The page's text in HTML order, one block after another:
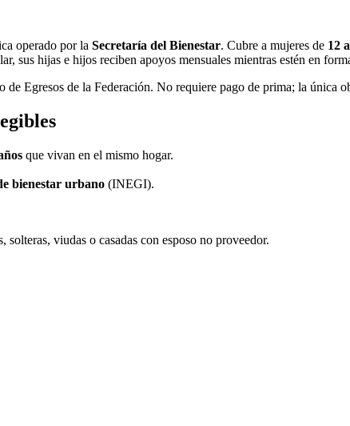
operado por la Secretaría del Bienestar. Cubre a mujeres de 12
sus hijas e hijos reciben apoyos mensuales mientras estén en
de Egresos de la Federación. No requiere pago de prima; la
que vivan en el mismo hogar.
bienestar urbano (INEGI).
viudas o casadas con esposo no proveedor.